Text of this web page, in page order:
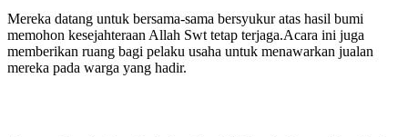
Mereka datang untuk bersama-sama bersyukur atas hasil bumi
memohon kesejahteraan Allah Swt tetap terjaga.Acara ini juga
memberikan ruang bagi pelaku usaha untuk menawarkan jualan
mereka pada warga yang hadir.